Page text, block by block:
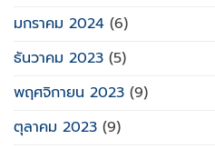
มกราคม 2024 (6)
ธันวาคม 2023 (5)
พฤศจิกายน 2023 (9)
ตุลาคม 2023 (9)